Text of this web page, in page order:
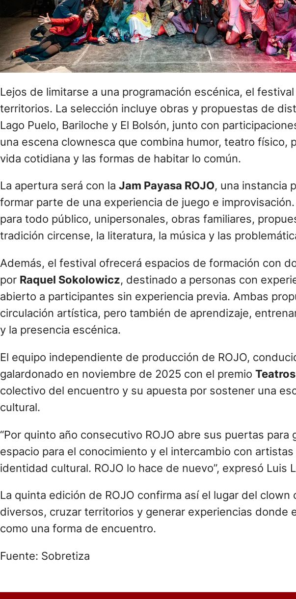
Lejos de limitarse a una programación escénica, el
territorios. La selección incluye obras y propuestas de
Lago Puelo, Bariloche y El Bolsón, junto con
una escena clownesca que combina humor, teatro
vida cotidiana y las formas de habitar lo común.
La apertura será con la Jam Payasa ROJO, una instancia
formar parte de una experiencia de juego e
para todo público, unipersonales, obras familiares,
tradición circense, la literatura, la música y las
Además, el festival ofrecerá espacios de formación con
por Raquel Sokolowicz, destinado a personas con
abierto a participantes sin experiencia previa. Ambas
circulación artística, pero también de aprendizaje,
y la presencia escénica.
El equipo independiente de producción de ROJO,
galardonado en noviembre de 2025 con el premio
colectivo del encuentro y su apuesta por sostener una
cultural.
“Por quinto año consecutivo ROJO abre sus puertas
espacio para el conocimiento y el intercambio con
identidad cultural. ROJO lo hace de nuevo”, expresó Luis
La quinta edición de ROJO confirma así el lugar del
diversos, cruzar territorios y generar experiencias
como una forma de encuentro.
Fuente: Sobretiza